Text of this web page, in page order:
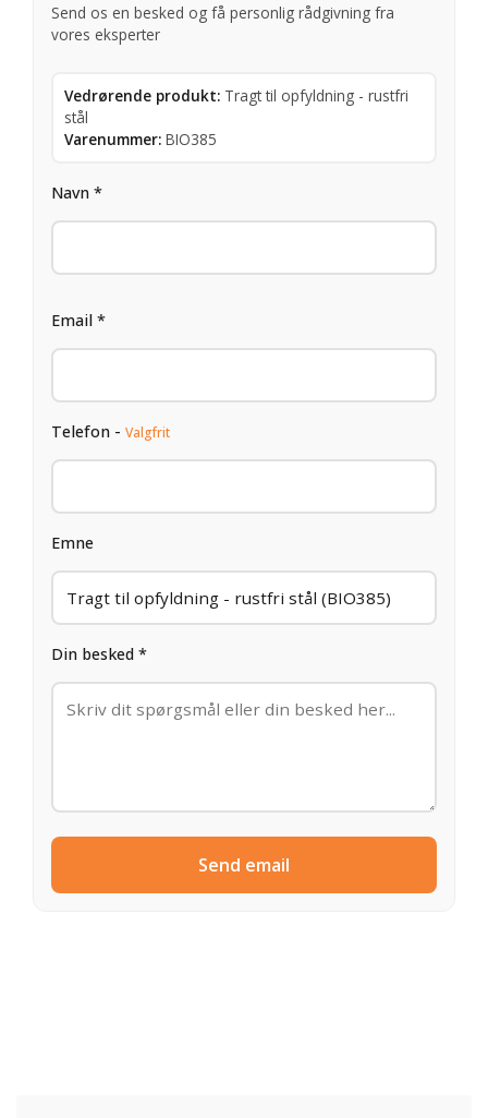
Send os en besked og få personlig rådgivning fra
vores eksperter
Vedrørende produkt: Tragt til opfyldning - rustfri
stål
Varenummer: BIO385
Navn *
Email *
Telefon - Valgfrit
Emne
Din besked *
Send email